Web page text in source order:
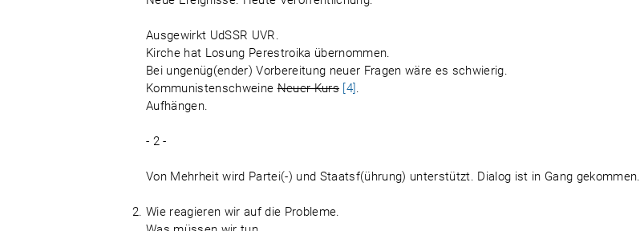
Ausgewirkt UdSSR UVR.
Kirche hat Losung Perestroika übernommen.
Bei ungenüg(ender) Vorbereitung neuer Fragen wäre es schwierig.
KommunistenschweineNeuer Kurs [4].
Aufhängen.
- 2 -
Von Mehrheit wird Partei(-) und Staatsf(ührung) unterstützt. Dialog ist in Gang gekommen.
Wie reagieren wir auf die Probleme.